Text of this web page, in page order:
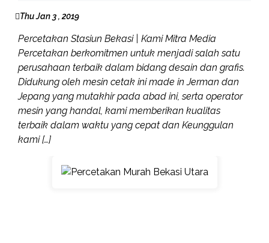
Thu Jan 3 , 2019
Percetakan Stasiun Bekasi | Kami Mitra Media
Percetakan berkomitmen untuk menjadi salah satu
perusahaan terbaik dalam bidang desain dan grafis.
Didukung oleh mesin cetak ini made in Jerman dan
Jepang yang mutakhir pada abad ini, serta operator
mesin yang handal, kami memberikan kualitas
terbaik dalam waktu yang cepat dan Keunggulan
kami […]